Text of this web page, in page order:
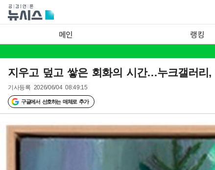
메인 랭킹
지우고 덮고 쌓은 회화의 시간…누크갤러리,
기사등록 2026/06/04 08:49:15
구글에서 선호하는 매체로 추가